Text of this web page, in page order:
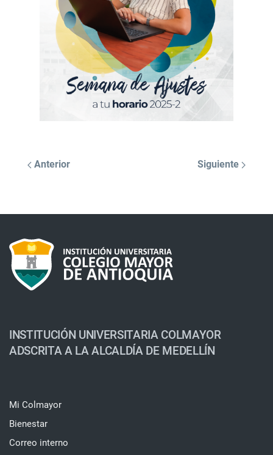
Anterior Siguiente
INSTITUCIÓN UNIVERSITARIA COLMAYOR
ADSCRITA A LA ALCALDÍA DE MEDELLÍN
Mi Colmayor
Bienestar
Correo interno